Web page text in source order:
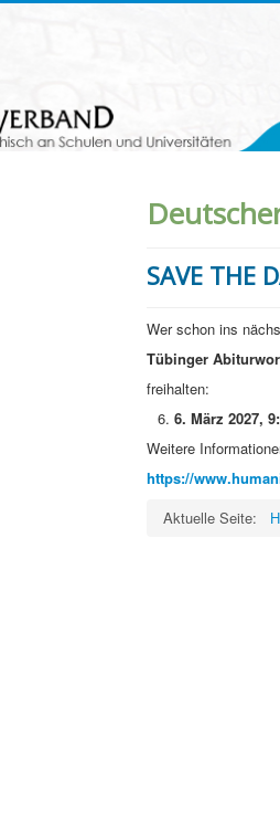
SAVE THE
Wer schon ins
Tübinger
freihalten:
6. März 2027,
Weitere
https://
Aktuelle Seite: